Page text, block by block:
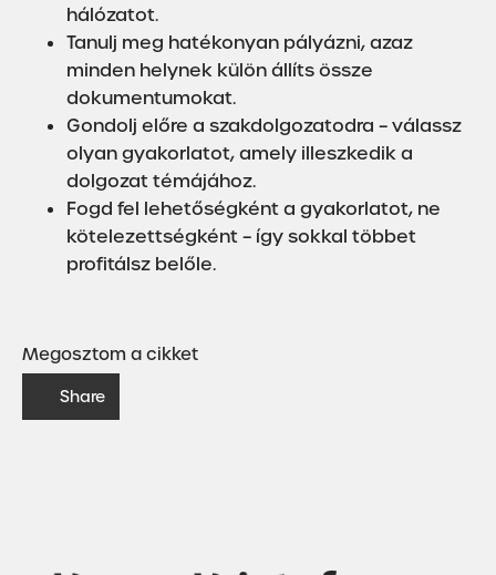
hálózatot.
Tanulj meg hatékonyan pályázni, azaz
minden helynek külön állíts össze
dokumentumokat.
Gondolj előre a szakdolgozatodra – válassz
olyan gyakorlatot, amely illeszkedik a
dolgozat témájához.
Fogd fel lehetőségként a gyakorlatot, ne
kötelezettségként – így sokkal többet
profitálsz belőle.
Megosztom a cikket
Share